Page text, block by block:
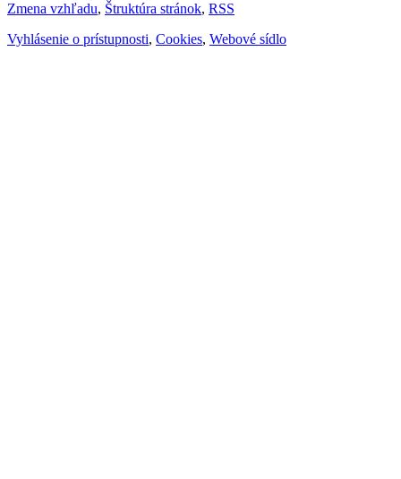
Zmena vzhľadu, Štruktúra stránok, RSS
Vyhlásenie o prístupnosti, Cookies, Webové sídlo